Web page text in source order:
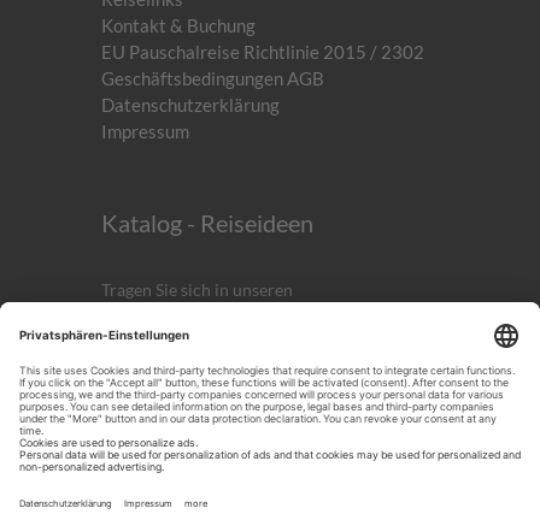
Kontakt & Buchung
EU Pauschalreise Richtlinie 2015 / 2302
Geschäftsbedingungen AGB
Datenschutzerklärung
Impressum
Katalog - Reiseideen
Tragen Sie sich in unseren
ICH AKZEPTIERST DIE
DATENSCHUTZERKLÄRUNG.